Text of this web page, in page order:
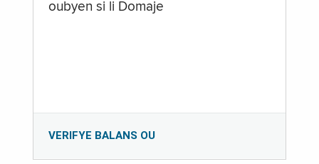
oubyen si li Domaje
VERIFYE BALANS OU